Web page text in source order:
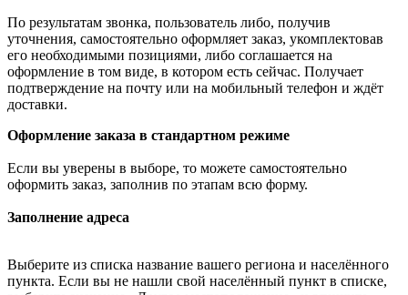
По результатам звонка, пользователь либо, получив
уточнения, самостоятельно оформляет заказ, укомплектовав
его необходимыми позициями, либо соглашается на
оформление в том виде, в котором есть сейчас. Получает
подтверждение на почту или на мобильный телефон и ждёт
доставки.
Оформление заказа в стандартном режиме
Если вы уверены в выборе, то можете самостоятельно
оформить заказ, заполнив по этапам всю форму.
Заполнение адреса
Выберите из списка название вашего региона и населённого
пункта. Если вы не нашли свой населённый пункт в списке,